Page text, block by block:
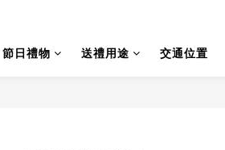
節日禮物 送禮用途 交通位置